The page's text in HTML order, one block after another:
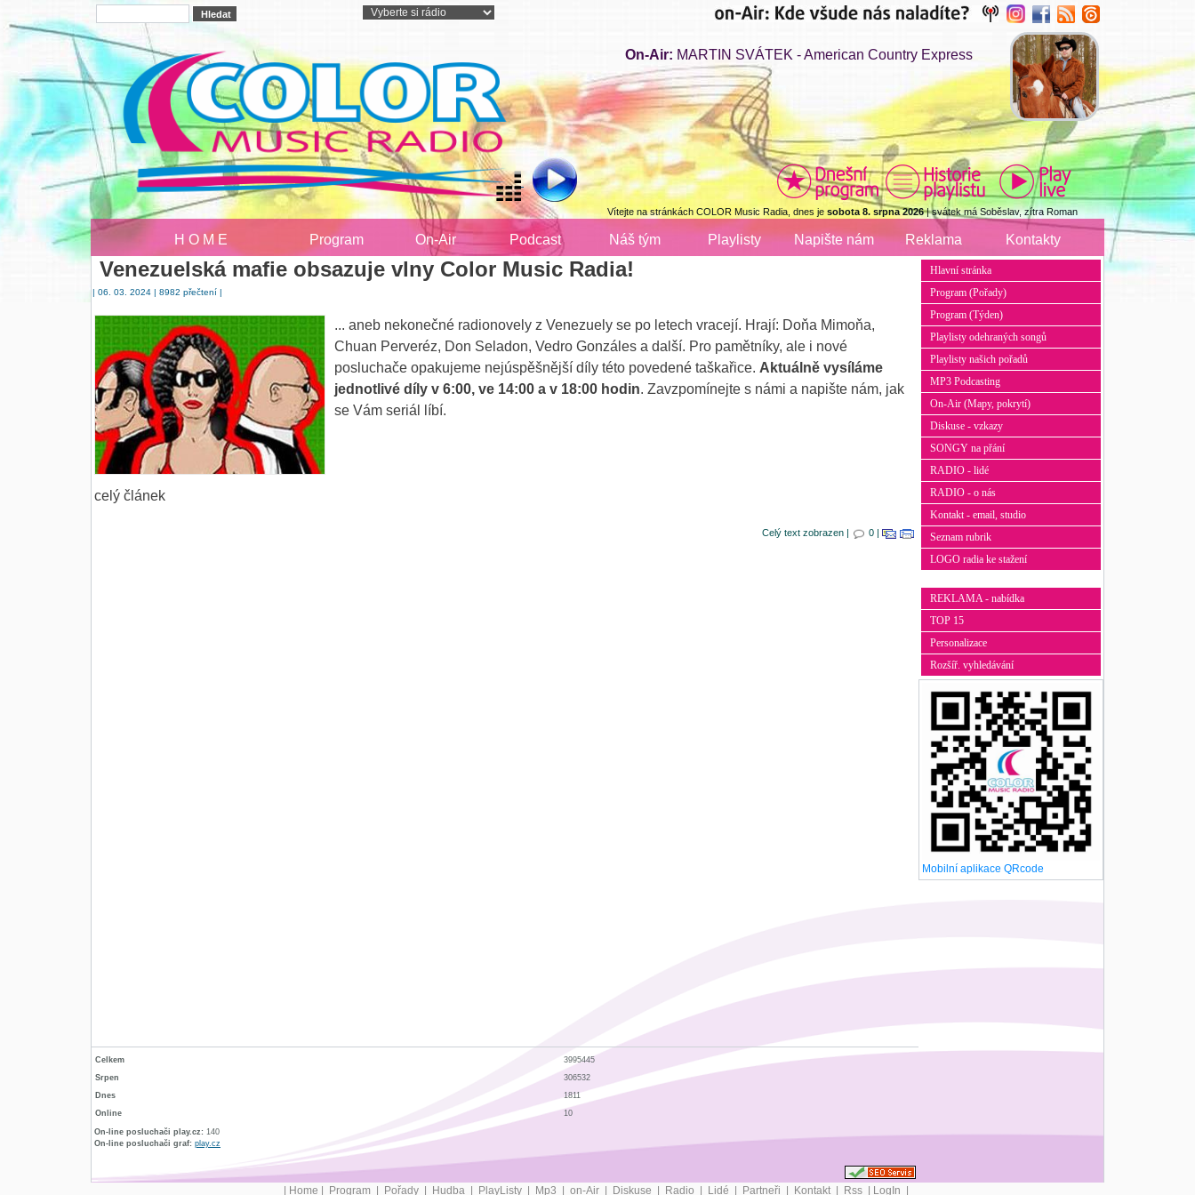
On-Air: MARTIN SVÁTEK - American Country Express
Vítejte na stránkách COLOR Music Radia, dnes je sobota 8. srpna 2026| svátek má Soběslav, zítra Roman
H O M E Program On-Air Podcast Náš tým Playlisty Napište nám Reklama Kontakty
Venezuelská mafie obsazuje vlny Color Music Radia!
| 06. 03. 2024 | 8982 přečtení |
... aneb nekonečné radionovely z Venezuely se po letech vracejí. Hrají: Doňa Mimoňa,
Chuan Perveréz, Don Seladon, Vedro Gonzáles a další. Pro pamětníky, ale i nové
posluchače opakujeme nejúspěšnější díly této povedené taškařice. Aktuálně vysíláme
jednotlivé díly v 6:00, ve 14:00 a v 18:00 hodin. Zavzpomínejte s námi a napište nám, jak
se Vám seriál líbí.
celý článek
Celý text zobrazen | 0 |
Celkem
3995445
Srpen
306532
Dnes
1811
Online
10
On-line posluchači play.cz: 140
On-line posluchači graf: play.cz
Hlavní stránka
Program (Pořady)
Program (Týden)
Playlisty odehraných songů
Playlisty našich pořadů
MP3 Podcasting
On-Air (Mapy, pokrytí)
Diskuse - vzkazy
SONGY na přání
RADIO - lidé
RADIO - o nás
Kontakt - email, studio
Seznam rubrik
LOGO radia ke stažení
REKLAMA - nabídka
TOP 15
Personalizace
Rozšíř. vyhledávání
Mobilní aplikace QRcode
Home Program Pořady Hudba PlayListy Mp3 on-Air Diskuse Radio Lidé Partneři Kontakt Rss LogIn